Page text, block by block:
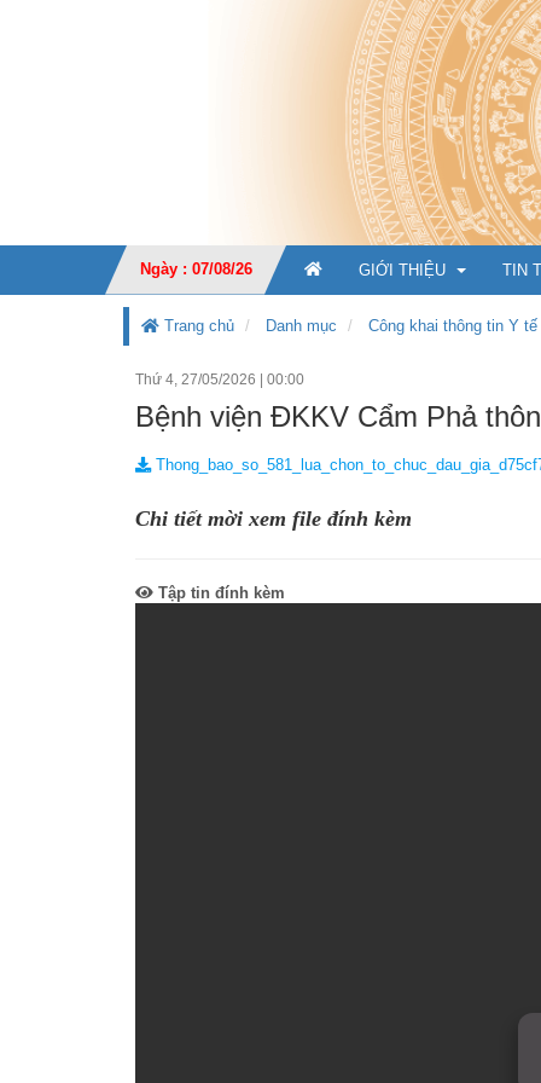
Ngày : 07/08/26 GIỚI THIỆU
CHỨC NĂNG, NHIỆM
TỔ CHỨC BỘ MÁY
Ban
KẾ HOẠCH PHÁT TRIỂN
TIN
Trang chủ Danh mục Công khai thông tin Y tế
Thứ 4, 27/05/2026 | 00:00
Bệnh viện ĐKKV Cẩm Phả
Chi tiết mời xem file đính kèm
Tập tin đính kèm